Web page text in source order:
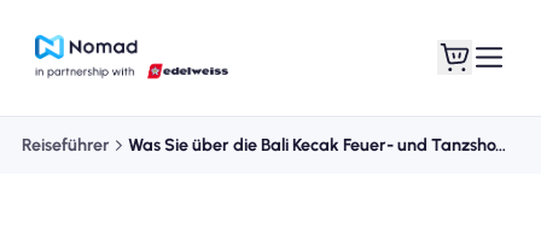
Reiseführer Was Sie über die Bali Kecak Feuer- und Tanzshow wissen müssen